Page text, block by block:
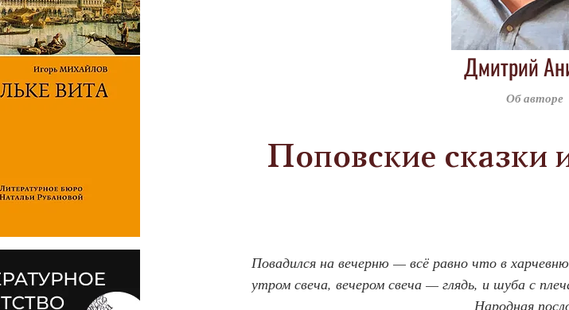
Дмитрий
Об авторе
Поповские сказки
Повадился на вечерню — всё равно что в
утром свеча, вечером свеча — глядь, и шуба с
Народная